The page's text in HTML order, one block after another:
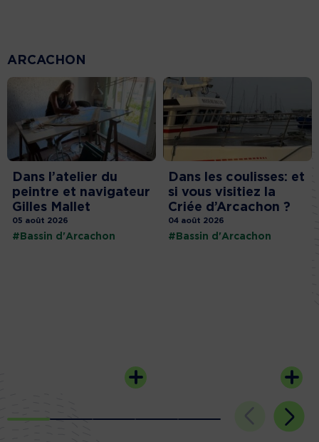
ARCACHON
Dans l’atelier du
peintre et navigateur
Gilles Mallet
05 août 2026
#Bassin d'Arcachon
Dans les coulisses: et
si vous visitiez la
Criée d’Arcachon ?
04 août 2026
#Bassin d'Arcachon